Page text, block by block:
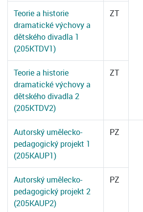
Teorie a historie
dramatické výchovy a
dětského divadla 1
(205KTDV1)
ZT
Teorie a historie
dramatické výchovy a
dětského divadla 2
(205KTDV2)
ZT
Autorský umělecko-
pedagogický projekt 1
(205KAUP1)
PZ
Autorský umělecko-
pedagogický projekt 2
(205KAUP2)
PZ